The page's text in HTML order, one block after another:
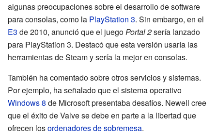
algunas preocupaciones sobre el desarrollo de software
para consolas, como la PlayStation 3. Sin embargo, en el
E3 de 2010, anunció que el juegoPortal 2sería lanzado
para PlayStation 3. Destacó que esta versión usaría las
herramientas de Steam y sería la mejor en consolas.
También ha comentado sobre otros servicios y sistemas.
Por ejemplo, ha señalado que el sistema operativo
Windows 8 de Microsoft presentaba desafíos. Newell cree
que el éxito de Valve se debe en parte a la libertad que
ofrecen losordenadores de sobremesa.